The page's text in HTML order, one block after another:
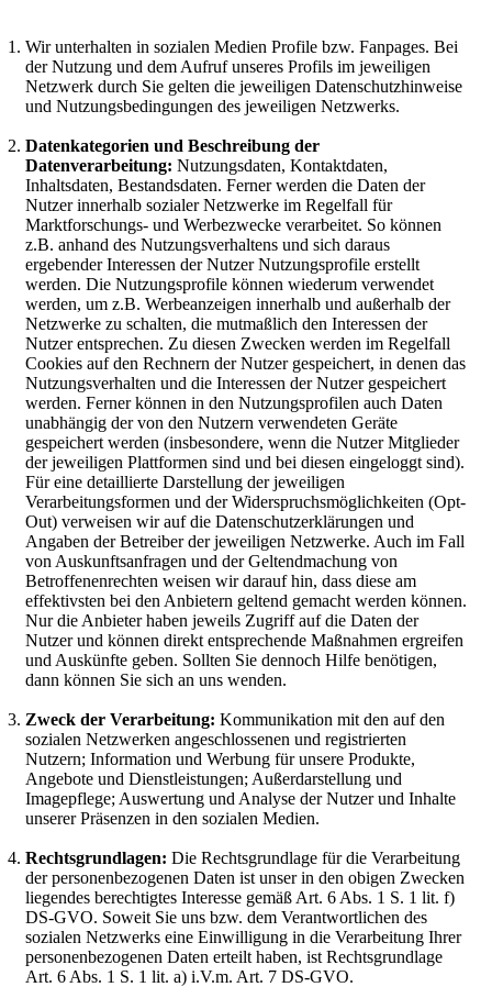
Wir unterhalten in sozialen Medien Profile bzw. Fanpages. Bei
der Nutzung und dem Aufruf unseres Profils im jeweiligen
Netzwerk durch Sie gelten die jeweiligen Datenschutzhinweise
und Nutzungsbedingungen des jeweiligen Netzwerks.
Datenkategorien und Beschreibung der
Datenverarbeitung: Nutzungsdaten, Kontaktdaten,
Inhaltsdaten, Bestandsdaten. Ferner werden die Daten der
Nutzer innerhalb sozialer Netzwerke im Regelfall für
Marktforschungs- und Werbezwecke verarbeitet. So können
z.B. anhand des Nutzungsverhaltens und sich daraus
ergebender Interessen der Nutzer Nutzungsprofile erstellt
werden. Die Nutzungsprofile können wiederum verwendet
werden, um z.B. Werbeanzeigen innerhalb und außerhalb der
Netzwerke zu schalten, die mutmaßlich den Interessen der
Nutzer entsprechen. Zu diesen Zwecken werden im Regelfall
Cookies auf den Rechnern der Nutzer gespeichert, in denen das
Nutzungsverhalten und die Interessen der Nutzer gespeichert
werden. Ferner können in den Nutzungsprofilen auch Daten
unabhängig der von den Nutzern verwendeten Geräte
gespeichert werden (insbesondere, wenn die Nutzer Mitglieder
der jeweiligen Plattformen sind und bei diesen eingeloggt sind).
Für eine detaillierte Darstellung der jeweiligen
Verarbeitungsformen und der Widerspruchsmöglichkeiten (Opt-
Out) verweisen wir auf die Datenschutzerklärungen und
Angaben der Betreiber der jeweiligen Netzwerke. Auch im Fall
von Auskunftsanfragen und der Geltendmachung von
Betroffenenrechten weisen wir darauf hin, dass diese am
effektivsten bei den Anbietern geltend gemacht werden können.
Nur die Anbieter haben jeweils Zugriff auf die Daten der
Nutzer und können direkt entsprechende Maßnahmen ergreifen
und Auskünfte geben. Sollten Sie dennoch Hilfe benötigen,
dann können Sie sich an uns wenden.
Zweck der Verarbeitung: Kommunikation mit den auf den
sozialen Netzwerken angeschlossenen und registrierten
Nutzern; Information und Werbung für unsere Produkte,
Angebote und Dienstleistungen; Außerdarstellung und
Imagepflege; Auswertung und Analyse der Nutzer und Inhalte
unserer Präsenzen in den sozialen Medien.
Rechtsgrundlagen: Die Rechtsgrundlage für die Verarbeitung
der personenbezogenen Daten ist unser in den obigen Zwecken
liegendes berechtigtes Interesse gemäß Art. 6 Abs. 1 S. 1 lit. f)
DS-GVO. Soweit Sie uns bzw. dem Verantwortlichen des
sozialen Netzwerks eine Einwilligung in die Verarbeitung Ihrer
personenbezogenen Daten erteilt haben, ist Rechtsgrundlage
Art. 6 Abs. 1 S. 1 lit. a) i.V.m. Art. 7 DS-GVO.